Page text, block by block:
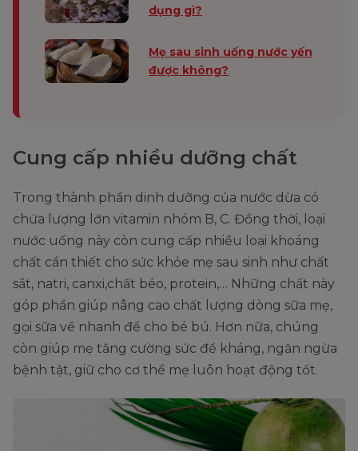
dụng gì?
Mẹ sau sinh uống nước yến
được không?
Cung cấp nhiều dưỡng chất
Trong thành phần dinh dưỡng của nước dừa có
chứa lượng lớn vitamin nhóm B, C. Đồng thời, loại
nước uống này còn cung cấp nhiều loại khoáng
chất cần thiết cho sức khỏe mẹ sau sinh như chất
sắt, natri, canxi,chất béo, protein,… Những chất này
góp phần giúp nâng cao chất lượng dòng sữa mẹ,
gọi sữa về nhanh để cho bé bú. Hơn nữa, chúng
còn giúp mẹ tăng cường sức đề kháng, ngăn ngừa
bệnh tật, giữ cho cơ thể mẹ luôn hoạt động tốt.